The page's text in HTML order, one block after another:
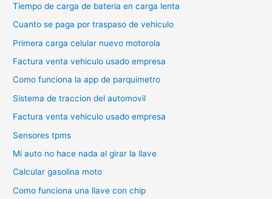
Tiempo de carga de bateria en carga lenta
Cuanto se paga por traspaso de vehiculo
Primera carga celular nuevo motorola
Factura venta vehiculo usado empresa
Como funciona la app de parquimetro
Sistema de traccion del automovil
Factura venta vehiculo usado empresa
Sensores tpms
Mi auto no hace nada al girar la llave
Calcular gasolina moto
Como funciona una llave con chip